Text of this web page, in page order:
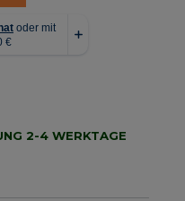
2-4 WERKTAGE